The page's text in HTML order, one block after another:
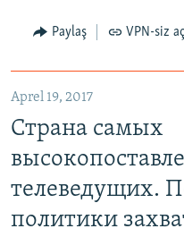
Paylaş VPN-siz
Aprel 19, 2017
Страна самых
телеведущих.
политики